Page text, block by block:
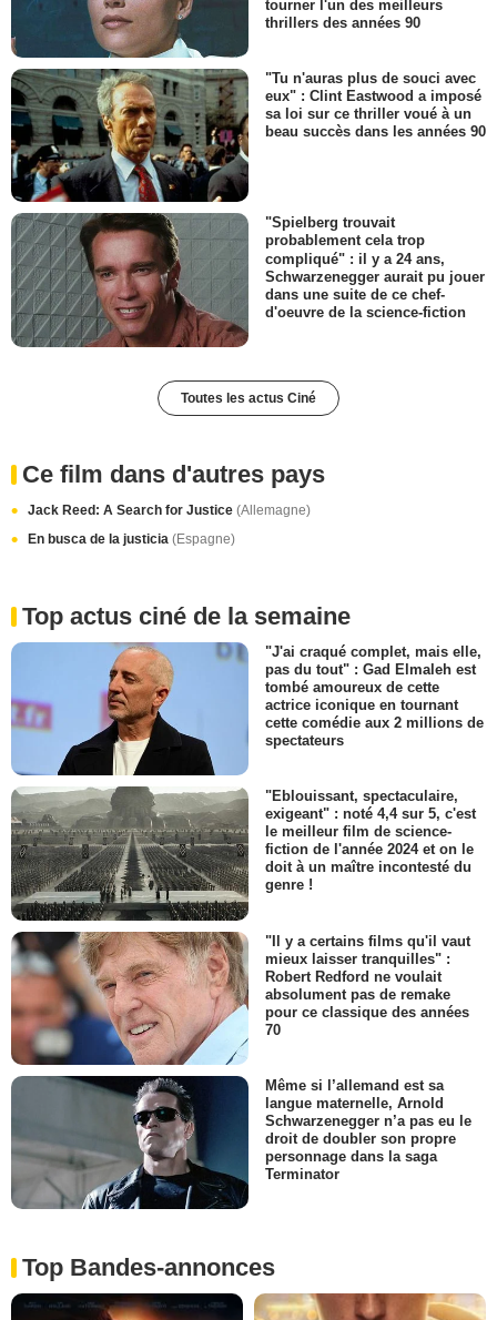
tourner l'un des meilleurs
thrillers des années 90
"Tu n'auras plus de souci avec
eux" : Clint Eastwood a imposé
sa loi sur ce thriller voué à un
beau succès dans les années 90
"Spielberg trouvait
probablement cela trop
compliqué" : il y a 24 ans,
Schwarzenegger aurait pu jouer
dans une suite de ce chef-
d'oeuvre de la science-fiction
Toutes les actus Ciné
Ce film dans d'autres pays
Jack Reed: A Search for Justice (Allemagne)
En busca de la justicia (Espagne)
Top actus ciné de la semaine
"J'ai craqué complet, mais elle,
pas du tout" : Gad Elmaleh est
tombé amoureux de cette
actrice iconique en tournant
cette comédie aux 2 millions de
spectateurs
"Eblouissant, spectaculaire,
exigeant" : noté 4,4 sur 5, c'est
le meilleur film de science-
fiction de l'année 2024 et on le
doit à un maître incontesté du
genre !
"Il y a certains films qu'il vaut
mieux laisser tranquilles" :
Robert Redford ne voulait
absolument pas de remake
pour ce classique des années
70
Même si l’allemand est sa
langue maternelle, Arnold
Schwarzenegger n’a pas eu le
droit de doubler son propre
personnage dans la saga
Terminator
Top Bandes-annonces